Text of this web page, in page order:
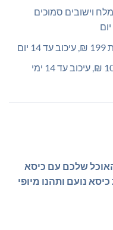
וישובים סמוכים
שומרון ומעבר לקו הירוק: תוספת 100 ₪, עיכוב עד 14 ימי
שלכם עם כיסא
נועם ותהנו מיופי